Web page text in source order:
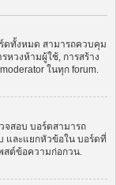
ดทั้งหมด สามารถควบคุม
หวงห้ามผู้ใช้, การสร้าง
ในทุก forum.
จสอบ บอร์ดสามารถ
และแยกหัวข้อใน บอร์ดที่
สต์ข้อความก่อกวน.